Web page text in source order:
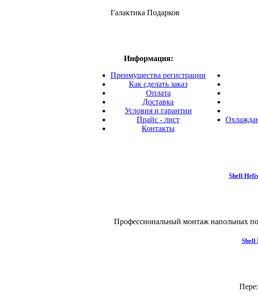
Галактика Подарков
Информация:
Преимущества регистрации
Как сделать заказ
Оплата
Доставка
Условия и гарантии
Прайс - лист
Контакты
Shell
Профессиональный монтаж напольных
Shell